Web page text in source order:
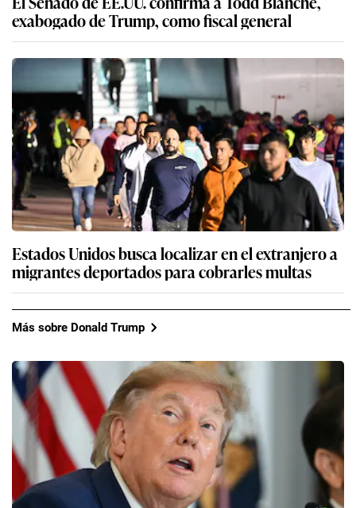
exabogado de Trump, como fiscal general
Estados Unidos busca localizar en el extranjero a
migrantes deportados para cobrarles multas
Más sobre Donald Trump